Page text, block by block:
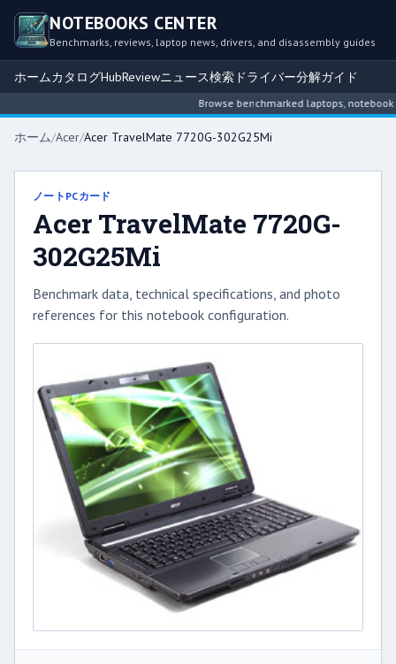
NOTEBOOKS CENTER
Benchmarks, reviews, laptop news, drivers, and disassembly guides
ホームカタログHubReviewニュース検索 ドライバー分解ガイド
Browse benchmarked laptops, notebook
ホーム/Acer/Acer TravelMate 7720G-302G25Mi
ノートPCカード
Acer TravelMate 7720G-
302G25Mi
Benchmark data, technical specifications, and photo
references for this notebook configuration.